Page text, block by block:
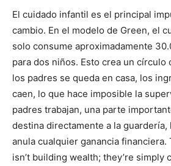
El cuidado infantil es el principal
cambio. En el modelo de Green, el
solo consume aproximadamente
para dos niños. Esto crea un círculo
los padres se queda en casa, los
caen, lo que hace imposible la
padres trabajan, una parte
destina directamente a la guardería,
anula cualquier ganancia
isn’t building wealth; they’re simply